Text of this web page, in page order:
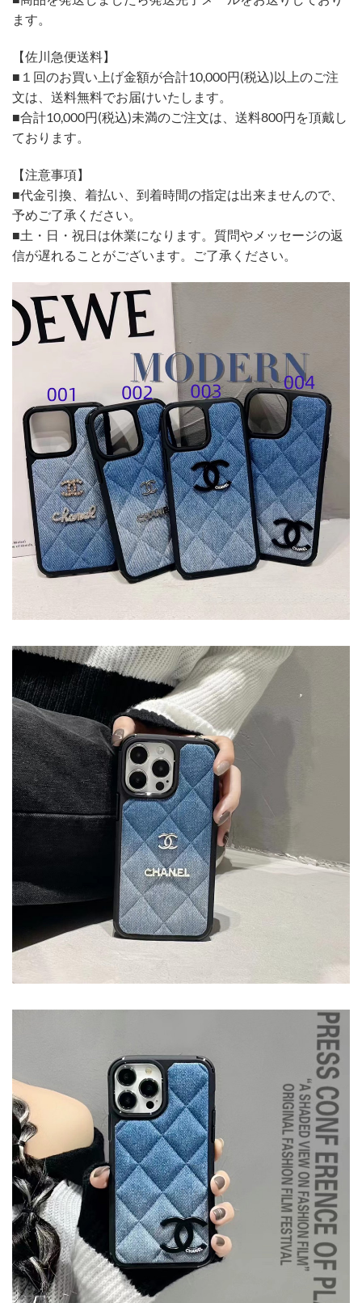
ます。
【佐川急便送料】
■１回のお買い上げ金額が合計10,000円(税込)以上のご注
文は、送料無料でお届けいたします。
■合計10,000円(税込)未満のご注文は、送料800円を頂戴し
ております。
【注意事項】
■代金引換、着払い、到着時間の指定は出来ませんので、
予めご了承ください。
■土・日・祝日は休業になります。質問やメッセージの返
信が遅れることがございます。ご了承ください。